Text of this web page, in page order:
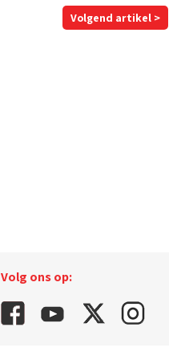
Volgend artikel >
Volg ons op: